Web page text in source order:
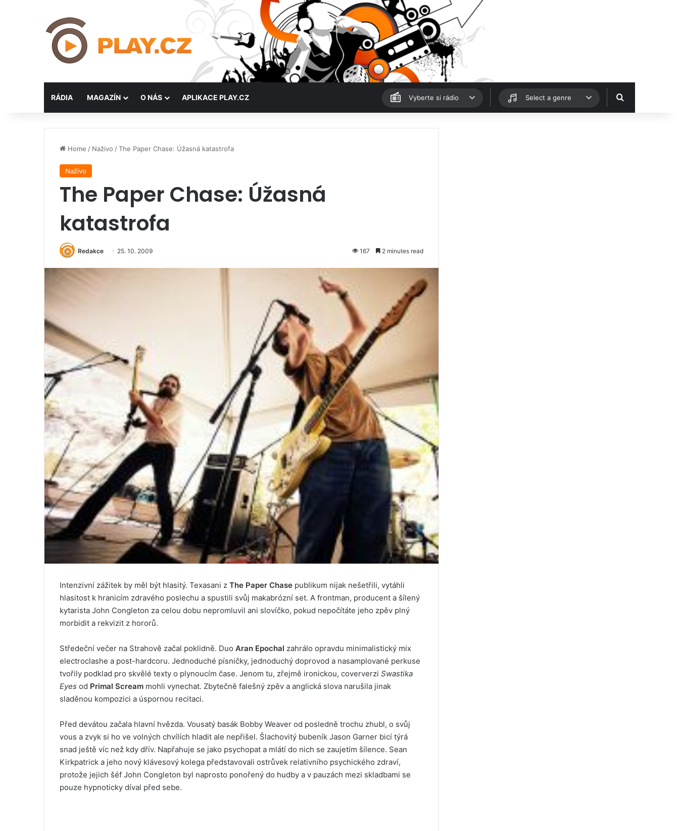
RÁDIA MAGAZÍN O NÁS APLIKACE PLAY.CZ Vyberte si rádio Select a genre Hledat
Home / Naživo /The Paper Chase: Úžasná katastrofa
Naživo
The Paper Chase: Úžasná
katastrofa
Redakce 25. 10. 2009 167 2 minutes read
Intenzivní zážitek by měl být hlasitý. Texasani z The Paper Chase publikum nijak nešetřili, vytáhli
hlasitost k hranicím zdravého poslechu a spustili svůj makabrózní set. A frontman, producent a šílený
kytarista John Congleton za celou dobu nepromluvil ani slovíčko, pokud nepočítáte jeho zpěv plný
morbidit a rekvizit z hororů.
Středeční večer na Strahově začal poklidně. Duo Aran Epochal zahrálo opravdu minimalistický mix
electroclashe a post-hardcoru. Jednoduché písničky, jednoduchý doprovod a nasamplované perkuse
tvořily podklad pro skvělé texty o plynoucím čase. Jenom tu, zřejmě ironickou, coververzi Swastika
Eyes od Primal Scream mohli vynechat. Zbytečně falešný zpěv a anglická slova narušila jinak
sladěnou kompozici a úspornou recitaci.
Před devátou začala hlavní hvězda. Vousatý basák Bobby Weaver od posledně trochu zhubl, o svůj
vous a zvyk si ho ve volných chvílích hladit ale nepřišel. Šlachovitý bubeník Jason Garner bicí týrá
snad ještě víc než kdy dřív. Napřahuje se jako psychopat a mlátí do nich se zaujetím šílence. Sean
Kirkpatrick a jeho nový klávesový kolega představovali ostrůvek relativního psychického zdraví,
protože jejich šéf John Congleton byl naprosto ponořený do hudby a v pauzách mezi skladbami se
pouze hypnoticky díval před sebe.